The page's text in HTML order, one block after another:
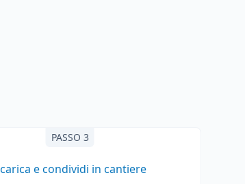
PASSO 3
e condividi in cantiere